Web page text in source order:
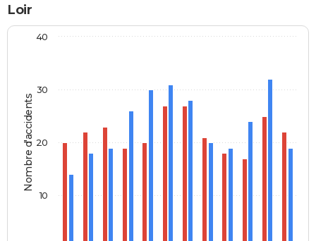
Loir
Nombre d'accidents
10
20
30
40